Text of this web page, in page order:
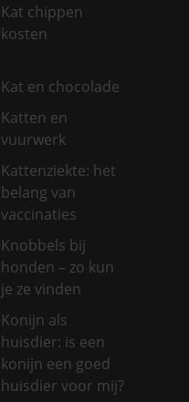
Kat chippen
kosten
Kat en chocolade
Katten en
vuurwerk
Kattenziekte: het
belang van
vaccinaties
Knobbels bij
honden – zo kun
je ze vinden
Konijn als
huisdier: is een
konijn een goed
huisdier voor mij?